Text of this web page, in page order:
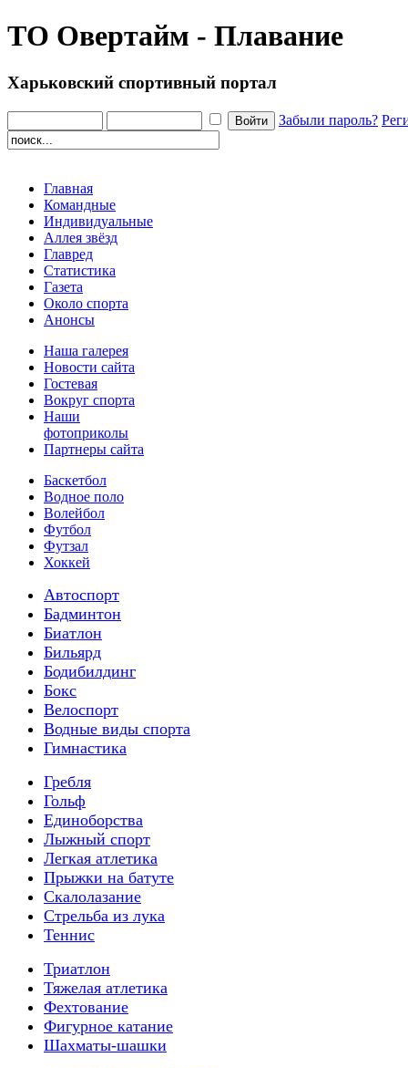
ТО Овертайм - Плавание
Харьковский спортивный портал
Забыли пароль?
Главная
Командные
Индивидуальные
Аллея звёзд
Главред
Статистика
Газета
Около спорта
Анонсы
Наша галерея
Новости сайта
Гостевая
Вокруг спорта
Наши
фотоприколы
Партнеры сайта
Баскетбол
Водное поло
Волейбол
Футбол
Футзал
Хоккей
Автоспорт
Бадминтон
Биатлон
Бильярд
Бодибилдинг
Бокс
Велоспорт
Водные виды спорта
Гимнастика
Гребля
Гольф
Единоборства
Лыжный спорт
Легкая атлетика
Прыжки на батуте
Скалолазание
Стрельба из лука
Теннис
Триатлон
Тяжелая атлетика
Фехтование
Фигурное катание
Шахматы-шашки